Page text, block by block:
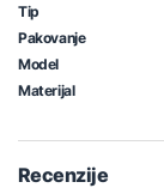
Tip
Pakovanje
Model
Materijal
Recenzije